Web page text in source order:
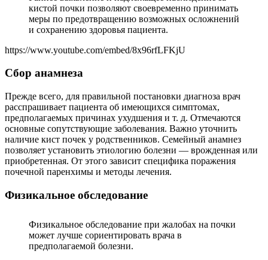
кистой почки позволяют своевременно принимать
меры по предотвращению возможных осложнений
и сохранению здоровья пациента.
https://www.youtube.com/embed/8x96rfLFKjU
Сбор анамнеза
Прежде всего, для правильной постановки диагноза врач
расспрашивает пациента об имеющихся симптомах,
предполагаемых причинах ухудшения и т. д. Отмечаются
основные сопутствующие заболевания. Важно уточнить
наличие кист почек у родственников. Семейный анамнез
позволяет установить этиологию болезни ― врожденная или
приобретенная. От этого зависит специфика поражения
почечной паренхимы и методы лечения.
Физикальное обследование
Физикальное обследование при жалобах на почки
может лучше сориентировать врача в
предполагаемой болезни.